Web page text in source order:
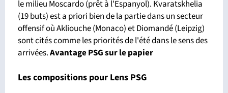
le milieu Moscardo (prêt à l'Espanyol). Kvaratskhelia
(19 buts) est a priori bien de la partie dans un secteur
offensif où Akliouche (Monaco) et Diomandé (Leipzig)
sont cités comme les priorités de l'été dans le sens des
arrivées.Avantage PSG sur le papier
Les compositions pour Lens PSG